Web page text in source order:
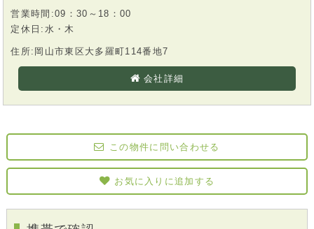
営業時間:09：30～18：00
定休日:水・木
住所:岡山市東区大多羅町114番地7
会社詳細
この物件に問い合わせる
お気に入りに追加する